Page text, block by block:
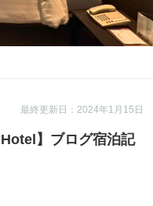
最終更新日：2024年1月15日
】ブログ宿泊記